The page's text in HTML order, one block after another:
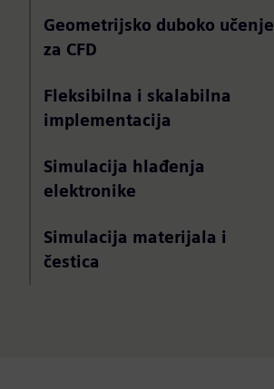
Geometrijsko duboko učenje
za CFD
Fleksibilna i skalabilna
implementacija
Simulacija hlađenja
elektronike
Simulacija materijala i
čestica